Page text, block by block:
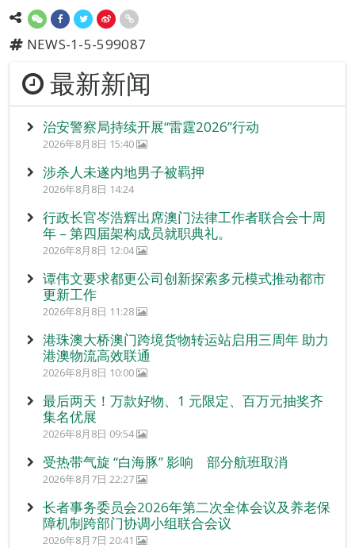
NEWS-1-5-599087
最新新闻
治安警察局持续开展“雷霆2026”行动
2026年8月8日 15:40
涉杀人未遂内地男子被羁押
2026年8月8日 14:24
行政长官岑浩辉出席澳门法律工作者联合会十周
年 – 第四届架构成员就职典礼。
2026年8月8日 12:04
谭伟文要求都更公司创新探索多元模式推动都市
更新工作
2026年8月8日 11:28
港珠澳大桥澳门跨境货物转运站启用三周年 助力
港澳物流高效联通
2026年8月8日 10:00
最后两天！万款好物、1 元限定、百万元抽奖齐
集名优展
2026年8月8日 09:54
受热带气旋 “白海豚” 影响 部分航班取消
2026年8月7日 22:27
长者事务委员会2026年第二次全体会议及养老保
障机制跨部门协调小组联合会议
2026年8月7日 20:41